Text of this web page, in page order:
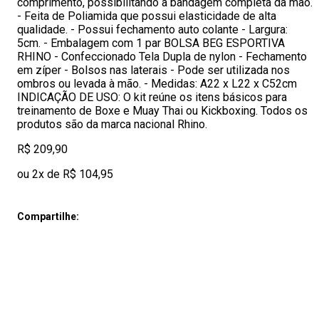
- Feita de Poliamida que possui elasticidade de alta
qualidade. - Possui fechamento auto colante - Largura:
5cm. - Embalagem com 1 par BOLSA BEG ESPORTIVA
RHINO - Confeccionado Tela Dupla de nylon - Fechamento
em zíper - Bolsos nas laterais - Pode ser utilizada nos
ombros ou levada à mão. - Medidas: A22 x L22 x C52cm
INDICAÇÃO DE USO: O kit reúne os itens básicos para
treinamento de Boxe e Muay Thai ou Kickboxing. Todos os
produtos são da marca nacional Rhino.
R$ 209,90
ou 2x de R$ 104,95
Compartilhe: